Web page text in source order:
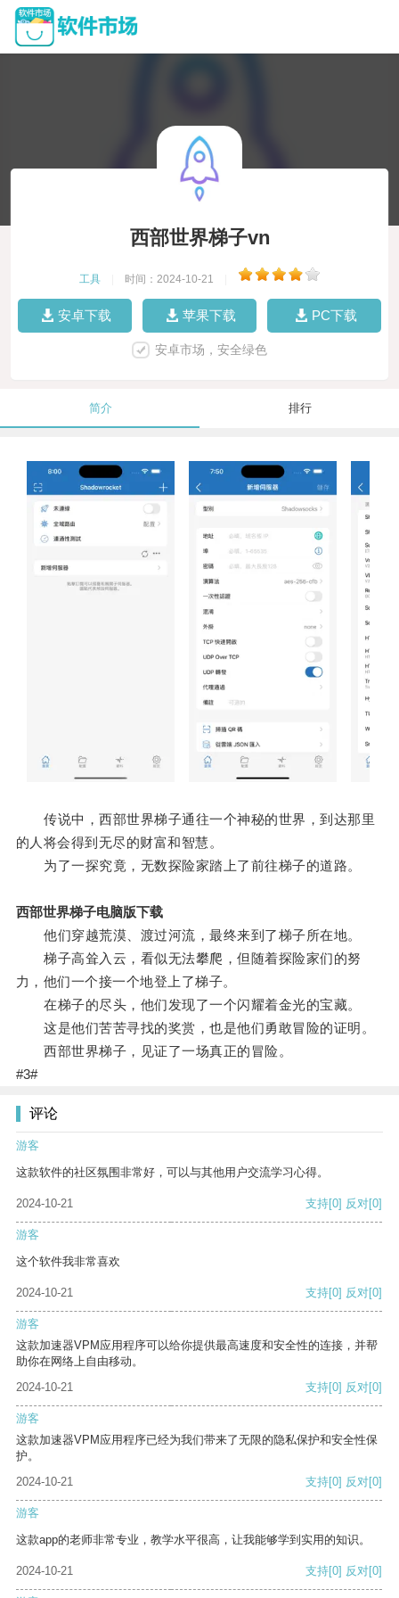
西部世界梯子vn
工具 时间：2024-10-21
安卓下载 苹果下载 PC下载
安卓市场，安全绿色
简介 排行
传说中，西部世界梯子通往一个神秘的世界，到达那里
的人将会得到无尽的财富和智慧。
为了一探究竟，无数探险家踏上了前往梯子的道路。
西部世界梯子电脑版下载
他们穿越荒漠、渡过河流，最终来到了梯子所在地。
梯子高耸入云，看似无法攀爬，但随着探险家们的努
力，他们一个接一个地登上了梯子。
在梯子的尽头，他们发现了一个闪耀着金光的宝藏。
这是他们苦苦寻找的奖赏，也是他们勇敢冒险的证明。
西部世界梯子，见证了一场真正的冒险。
#3#
评论
游客
这款软件的社区氛围非常好，可以与其他用户交流学习心得。
2024-10-21 支持[0] 反对[0]
游客
这个软件我非常喜欢
2024-10-21 支持[0] 反对[0]
游客
这款加速器VPM应用程序可以给你提供最高速度和安全性的连接，并帮
助你在网络上自由移动。
2024-10-21
支持[0] 反对[0]
游客
这款加速器VPM应用程序已经为我们带来了无限的隐私保护和安全性保
护。
2024-10-21
支持[0] 反对[0]
游客
这款app的老师非常专业，教学水平很高，让我能够学到实用的知识。
2024-10-21 支持[0] 反对[0]